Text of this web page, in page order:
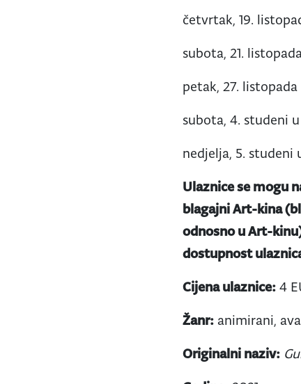
četvrtak, 19.
subota, 21.
petak, 27. listopada
subota, 4. studeni u
nedjelja, 5. studeni
Ulaznice se mogu
blagajni Art-kina
odnosno u Art-
dostupnost
Cijena ulaznice: 4
Žanr: animirani,
Originalni naziv: